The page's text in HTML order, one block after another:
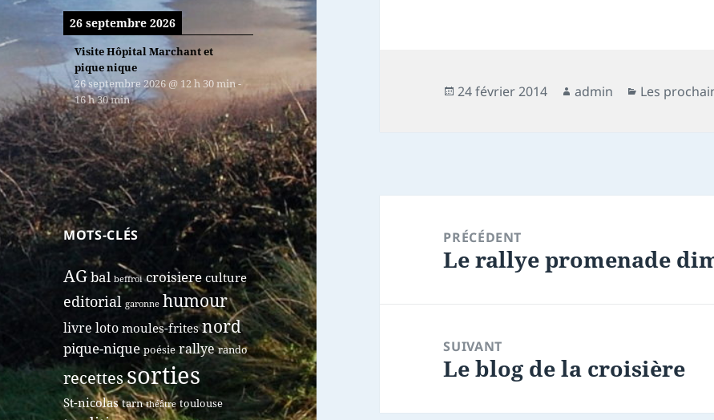
26 septembre 2026
Visite Hôpital Marchant et
pique nique
26 septembre 2026 @ 12 h 30 min-
16 h 30 min
MOTS-CLÉS
AGbal beffroi croisiereculture
editorial garonne humour
livre lotomoules-fritesnord
pique-nique poésie rallye rando
recettessorties
St-nicolas tarn théâtre toulouse
Publié
24 février 2014 Auteur
admin Catégories
Les
PRÉCÉDENT
Article
Le rallye promenade
SUIVANT
Article
Le blog de la croisière